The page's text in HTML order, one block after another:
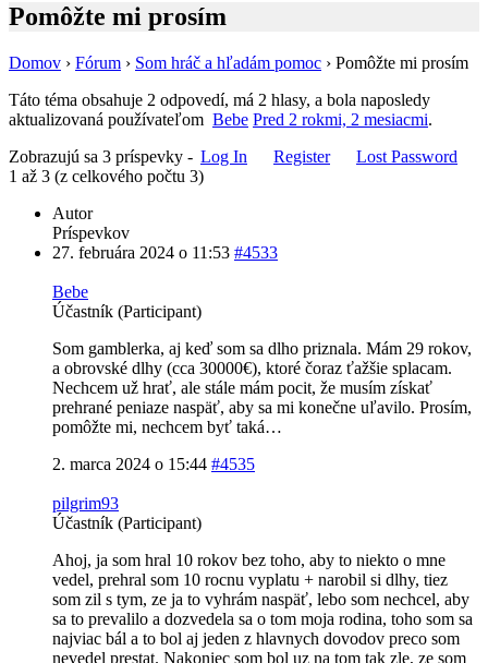
Pomôžte mi prosím
Domov › Fórum › Som hráč a hľadám pomoc › Pomôžte mi prosím
Táto téma obsahuje 2 odpovedí, má 2 hlasy, a bola naposledy
aktualizovaná používateľom Bebe Pred 2 rokmi, 2 mesiacmi.
Log In
Register Lost Password
Zobrazujú sa 3 príspevky -
1 až 3 (z celkového počtu 3)
Autor
Príspevkov
27. februára 2024 o 11:53 #4533
Bebe
Účastník (Participant)
Som gamblerka, aj keď som sa dlho priznala. Mám 29 rokov,
a obrovské dlhy (cca 30000€), ktoré čoraz ťažšie splacam.
Nechcem už hrať, ale stále mám pocit, že musím získať
prehrané peniaze naspäť, aby sa mi konečne uľavilo. Prosím,
pomôžte mi, nechcem byť taká…
2. marca 2024 o 15:44 #4535
pilgrim93
Účastník (Participant)
Ahoj, ja som hral 10 rokov bez toho, aby to niekto o mne
vedel, prehral som 10 rocnu vyplatu + narobil si dlhy, tiez
som zil s tym, ze ja to vyhrám naspäť, lebo som nechcel, aby
sa to prevalilo a dozvedela sa o tom moja rodina, toho som sa
najviac bál a to bol aj jeden z hlavnych dovodov preco som
nevedel prestat. Nakoniec som bol uz na tom tak zle, ze som